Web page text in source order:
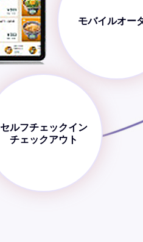
モバイルオー
セルフチェックイン
チェックアウト